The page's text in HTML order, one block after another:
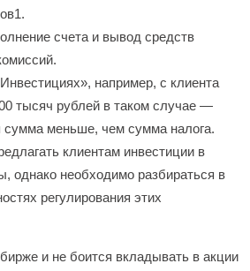
счета и вывод средств
например, с клиента
тысяч рублей в таком случае —
сумма меньше, чем сумма налога.
клиентам инвестиции в
однако необходимо разбираться в
регулирования этих
и не боится вкладывать в акции